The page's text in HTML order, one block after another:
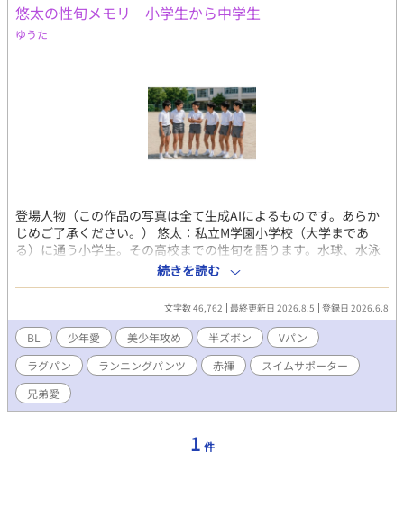
悠太の性旬メモリ 小学生から中学生
ゆうた
登場人物（この作品の写真は全て生成AIによるものです。あらか
じめご了承ください。） 悠太：私立M学園小学校（大学まであ
る）に通う小学生。その高校までの性旬を語ります。水球、水泳
とランニングが好き。太ももフェチ 竜太：同級生 悠太と同じく
水球、水泳とランニング好き。 まさと：同性愛者。悠太と竜太の
関係が羨ましいと思っている。 博人：M学園に通う2つ年下の弟
兄に影響されて水球、水泳とランニングが好き。兄の悠太が恋人
陽介：2つ学年が上の駅伝部と水球部、水泳部、駅伝部の先輩 豪
太：中学受験を経てM学園に。わんぱく相撲優勝者でラグビー部
へ推薦合格。オネエ系のホモ 水野先輩：M学園の中等部の水球
部、水泳部のキャプテン 豊先輩：私立M学園大学の学生 中村さ
ん：スイミグスクールの中学生選手コース 河内さん：スイミグス
選手コース 啓太さん：S学園高校のラグビー部員 貴臣さん：S学園
高校のラグビー部員 大河：S学園中等部の駅伝部、ラグビー部、
続きを読む
文字数 46,762 最終更新日 2026.8.5 登録日 2026.6.8
BL 少年愛 美少年攻め 半ズボン
Vパン
ラグパン
ランニングパンツ 赤褌
スイムサポーター
兄弟愛
1 件